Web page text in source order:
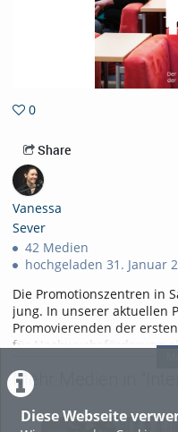
Diese Webseite
0
Share
Vanessa
Sever
42 Medien
hochgeladen 31. Januar
Die Promotionszentren in
jung. In unserer aktuellen
Promovierenden der
für Nachwuchsförderung
Im Interview erzählen
Mardenli, die an den
individuellen Wegen zur
Mehr Medien in